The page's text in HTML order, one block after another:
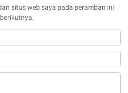
situs web saya pada peramban ini